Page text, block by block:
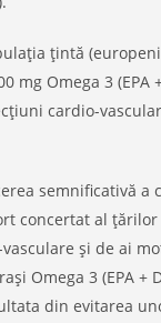
țintă
Omega 3 (EPA
cardio-
semnificativă a
concertat al
și de ai
Omega 3 (EPA +
din evitarea